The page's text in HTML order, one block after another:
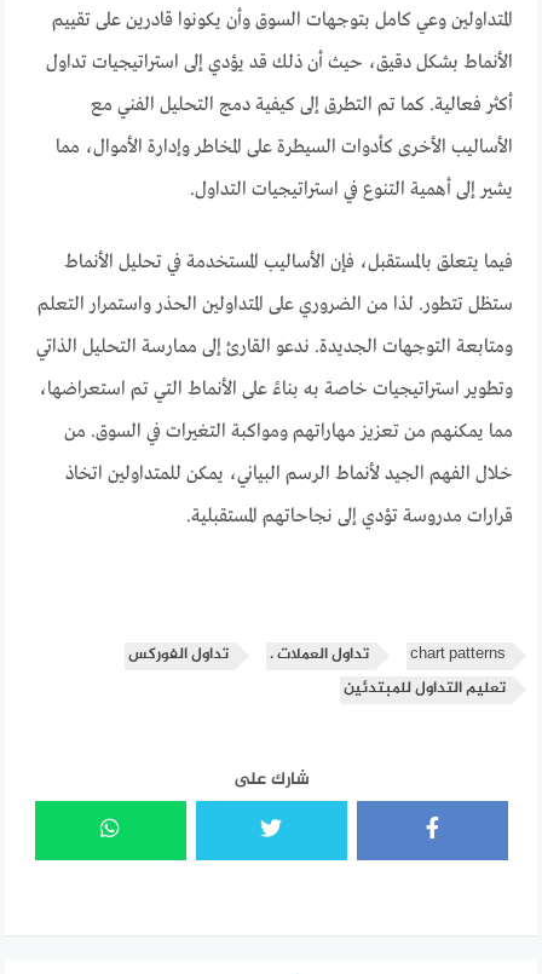
المتداولين وعي كامل بتوجهات السوق وأن يكونوا قادرين على تقييم
الأنماط بشكل دقيق، حيث أن ذلك قد يؤدي إلى استراتيجيات تداول
أكثر فعالية. كما تم التطرق إلى كيفية دمج التحليل الفني مع
الأساليب الأخرى كأدوات السيطرة على المخاطر وإدارة الأموال، مما
يشير إلى أهمية التنوع في استراتيجيات التداول.
فيما يتعلق بالمستقبل، فإن الأساليب المستخدمة في تحليل الأنماط
ستظل تتطور. لذا من الضروري على المتداولين الحذر واستمرار التعلم
ومتابعة التوجهات الجديدة. ندعو القارئ إلى ممارسة التحليل الذاتي
وتطوير استراتيجيات خاصة به بناءً على الأنماط التي تم استعراضها،
مما يمكنهم من تعزيز مهاراتهم ومواكبة التغيرات في السوق. من
خلال الفهم الجيد لأنماط الرسم البياني، يمكن للمتداولين اتخاذ
قرارات مدروسة تؤدي إلى نجاحاتهم المستقبلية.
chart patterns تداول العملات .
تداول الفوركس
تعليم التداول للمبتدئين
شارك على